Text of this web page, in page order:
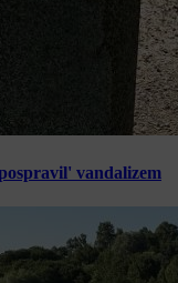
vandalizem